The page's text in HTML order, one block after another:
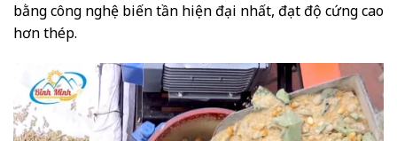
bằng công nghệ biến tần hiện đại nhất, đạt độ cứng cao
hơn thép.